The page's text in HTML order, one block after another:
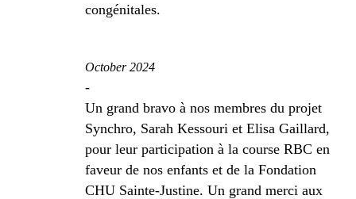
congénitales.
October 2024
-
Un grand bravo à nos membres du projet
Synchro, Sarah Kessouri et Elisa Gaillard,
pour leur participation à la course RBC en
faveur de nos enfants et de la Fondation
CHU Sainte-Justine. Un grand merci aux